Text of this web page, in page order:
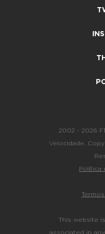
2002 - 2026
Velocidade.
Política
This website
associated in